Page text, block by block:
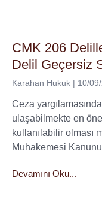
CMK 206
Delil Geçersiz
Karahan Hukuk 10/
Ceza
ulaşabilmekte en
kullanılabilir olması
Muhakemesi
Devamını Oku...